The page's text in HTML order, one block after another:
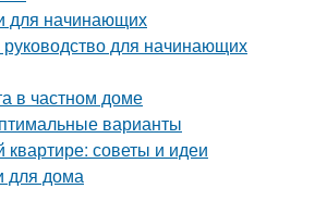
для начинающих
для начинающих
в частном доме
варианты
квартире: советы и идеи
для дома